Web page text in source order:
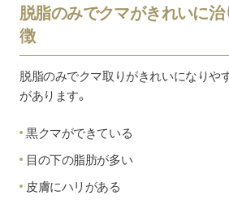
脱脂のみでクマがきれいに
徴
脱脂のみでクマ取りがきれいになりや
があります。
黒クマができている
目の下の脂肪が多い
皮膚にハリがある